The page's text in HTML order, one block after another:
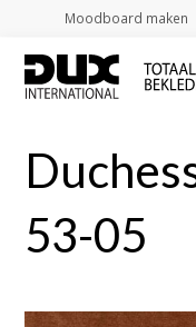
Moodboard maken
53-05